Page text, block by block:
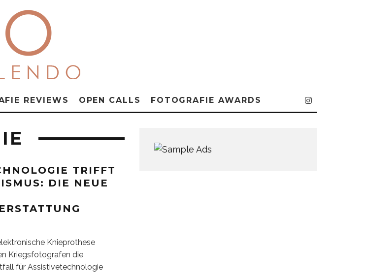
REVIEWS OPEN CALLS FOTOGRAFIE AWARDS
TRIFFT
DIE NEUE
Knieprothese
Kriegsfotografen die
für Assistivetechnologie